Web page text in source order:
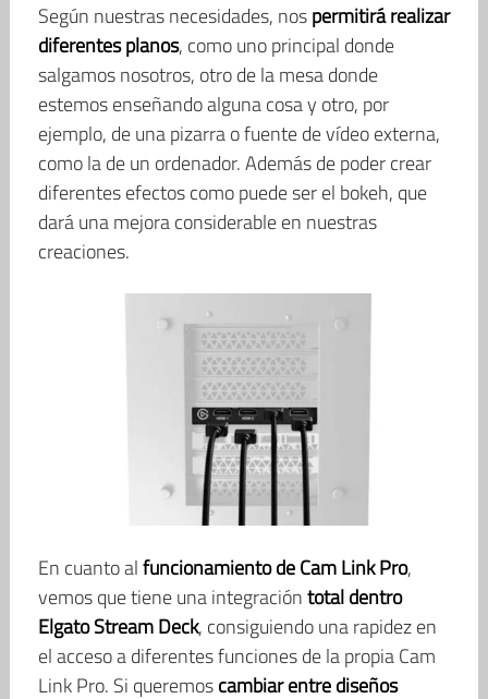
Según nuestras necesidades, nospermitirá realizar
diferentes planos, como uno principal donde
salgamos nosotros, otro de la mesa donde
estemos enseñando alguna cosa y otro, por
ejemplo, de una pizarra o fuente de vídeo externa,
como la de un ordenador. Además de poder crear
diferentes efectos como puede ser el bokeh, que
dará una mejora considerable en nuestras
creaciones.
En cuanto alfuncionamiento de Cam Link Pro,
vemos que tiene una integracióntotal dentro
Elgato Stream Deck, consiguiendo una rapidez en
el acceso a diferentes funciones de la propia Cam
Link Pro. Si queremoscambiar entre diseños